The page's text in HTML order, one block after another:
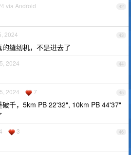
42
via Android
43
2024
缝纫机，不是进去了
44
2024
45
2024 7
破千，5km PB 22'32", 10km PB 44'37"
46
3